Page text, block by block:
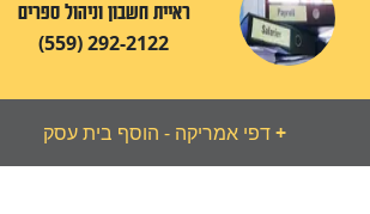
ראיית חשבון וניהול ספרים
(559) 292-2122
דפי אמריקה - הוסף בית עסק+